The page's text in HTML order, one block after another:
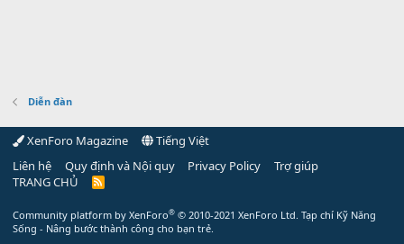
Diễn đàn
XenForo Magazine
Tiếng Việt
Liên hệ
Quy định và Nội quy Privacy Policy
Trợ giúp
TRANG CHỦ
R
Community platform by XenForo® © 2010-2021 XenForo Ltd. Tạp chí Kỹ Năng
Sống - Nâng bước thành công cho bạn trẻ.